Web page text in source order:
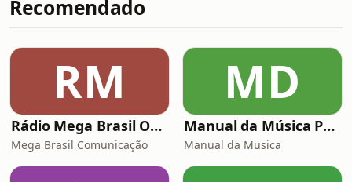
Recomendado
RM
Rádio Mega Brasil Online
Mega Brasil Comunicação
MD
Manual da Música Podcast
Manual da Musica